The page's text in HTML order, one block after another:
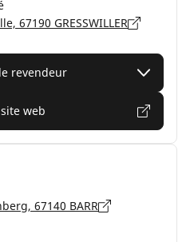
67190 GRESSWILLER
revendeur
web
67140 BARR